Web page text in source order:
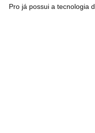
Pro já possui a tecnologia